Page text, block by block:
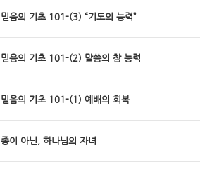
믿음의 기초 101-(3) “기도의 능력”
믿음의 기초 101-(2) 말씀의 참 능력
믿음의 기초 101-(1) 예배의 회복
종이 아닌, 하나님의 자녀